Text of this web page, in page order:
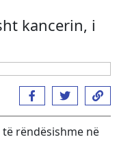
kancerin, i
rëndësishme në